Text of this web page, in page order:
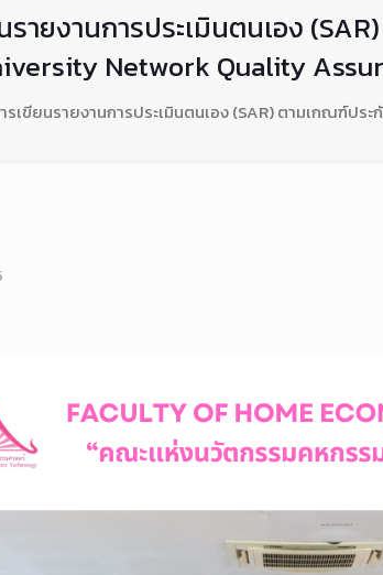
รายงานการประเมินตนเอง
Network Quality
รเขียนรายงานการประเมินตนเอง (SAR) ตามเกณฑ์